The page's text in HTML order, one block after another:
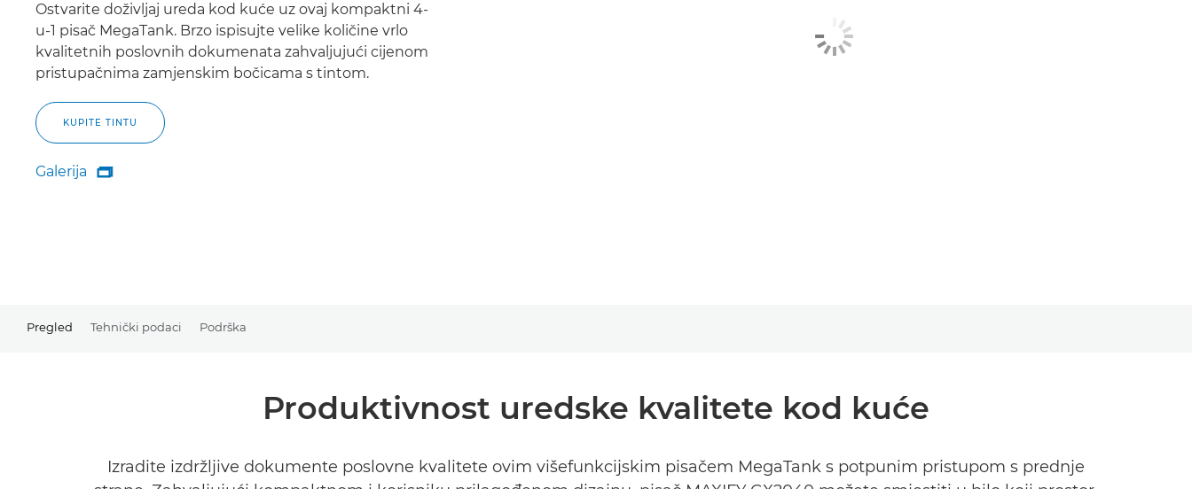
Ostvarite doživljaj ureda kod kuće uz ovaj kompaktni 4-
u-1 pisač MegaTank. Brzo ispisujte velike količine vrlo
kvalitetnih poslovnih dokumenata zahvaljujući cijenom
pristupačnima zamjenskim bočicama s tintom.
KUPITE TINTU
Galerija
Galerija

Pregled Tehnički podaci Podrška
Produktivnost uredske kvalitete kod kuće
Izradite izdržljive dokumente poslovne kvalitete ovim višefunkcijskim pisačem MegaTank s potpunim pristupom s prednje